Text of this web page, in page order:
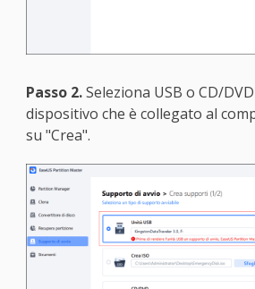
Passo 2.Seleziona USB o CD/
dispositivo che è collegato al
su "Crea".